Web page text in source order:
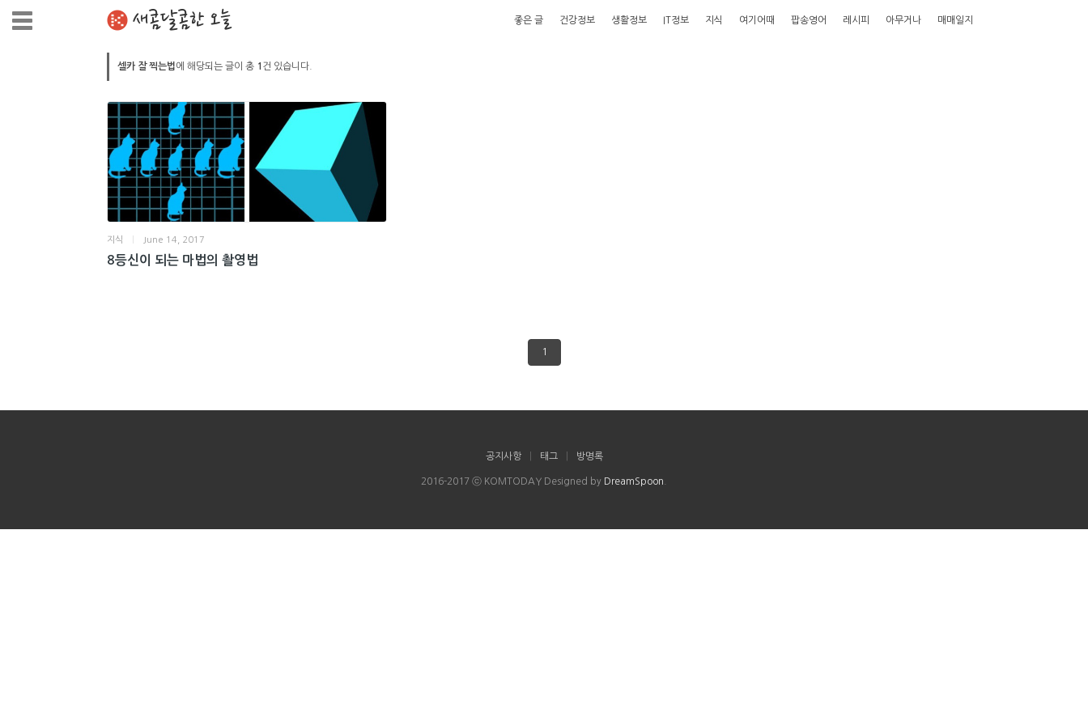
새콤달콤한 오늘 좋은 글 건강정보 생활정보 IT정보 지식 여기어때 팝송영어 레시피 아무거나 매매일지
셀카 잘 찍는법에 해당되는 글이 총 1 건 있습니다.
지식 June 14, 2017
8등신이 되는 마법의 촬영법
1
공지사항 태그 방명록
2016-2017 ⓒ KOMTODAY Designed by DreamSpoon